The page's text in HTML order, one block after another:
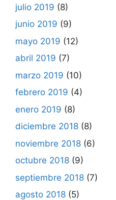
julio 2019 (8)
junio 2019 (9)
mayo 2019 (12)
abril 2019 (7)
marzo 2019 (10)
febrero 2019 (4)
enero 2019 (8)
diciembre 2018 (8)
noviembre 2018 (6)
octubre 2018 (9)
septiembre 2018 (7)
agosto 2018 (5)